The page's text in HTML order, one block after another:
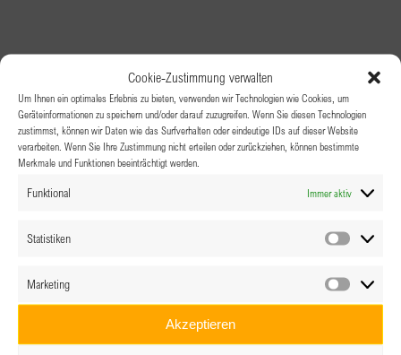
Cookie-Zustimmung verwalten
Um Ihnen ein optimales Erlebnis zu bieten, verwenden wir Technologien wie Cookies, um
Geräteinformationen zu speichern und/oder darauf zuzugreifen. Wenn Sie diesen Technologien
zustimmst, können wir Daten wie das Surfverhalten oder eindeutige IDs auf dieser Website
verarbeiten. Wenn Sie Ihre Zustimmung nicht erteilen oder zurückziehen, können bestimmte
Merkmale und Funktionen beeinträchtigt werden.
Funktional Immer aktiv
Statistiken
Marketing
Akzeptieren